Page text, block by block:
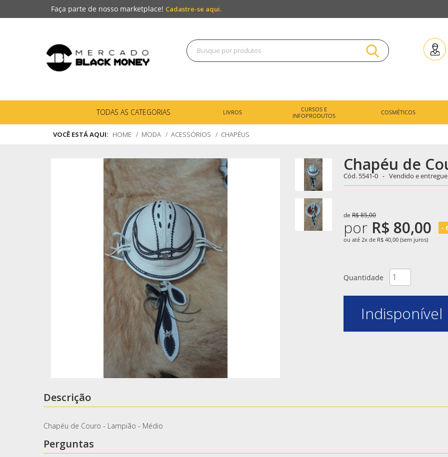
Faça parte de nosso marketplace! Cadastre-se aqui.
TODAS AS CATEGORIAS LIVROS
CURSOS E
INFOPRODUTOS
COSMÉTICOS
VOCÊ ESTÁ AQUI: HOME MODA ACESSÓRIOS CHAPÉUS
Chapéu de
Cód. 5541-0 - Vendido e
de R$ 85,00
por R$ 80,00 -
ou até 2x de R$ 40,00 (sem juros)
Quantidade
Indisponível
Descrição
Chapéu de Couro - Lampião - Médio
Perguntas